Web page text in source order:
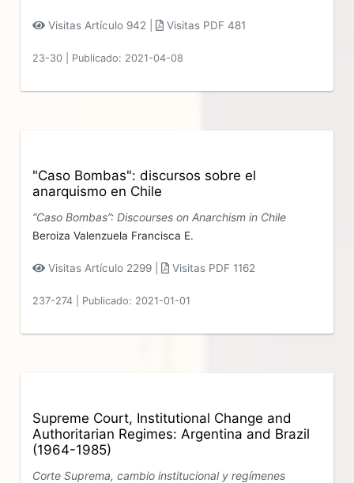
Visitas Artículo 942 | Visitas PDF 481
23-30 Publicado: 2021-04-08
"Caso Bombas": discursos sobre el
anarquismo en Chile
“Caso Bombas”: Discourses on Anarchism in Chile
Beroiza Valenzuela Francisca E.
Visitas Artículo 2299 | Visitas PDF 1162
237-274 Publicado: 2021-01-01
Supreme Court, Institutional Change and
Authoritarian Regimes: Argentina and Brazil
(1964-1985)
Corte Suprema, cambio institucional y regímenes